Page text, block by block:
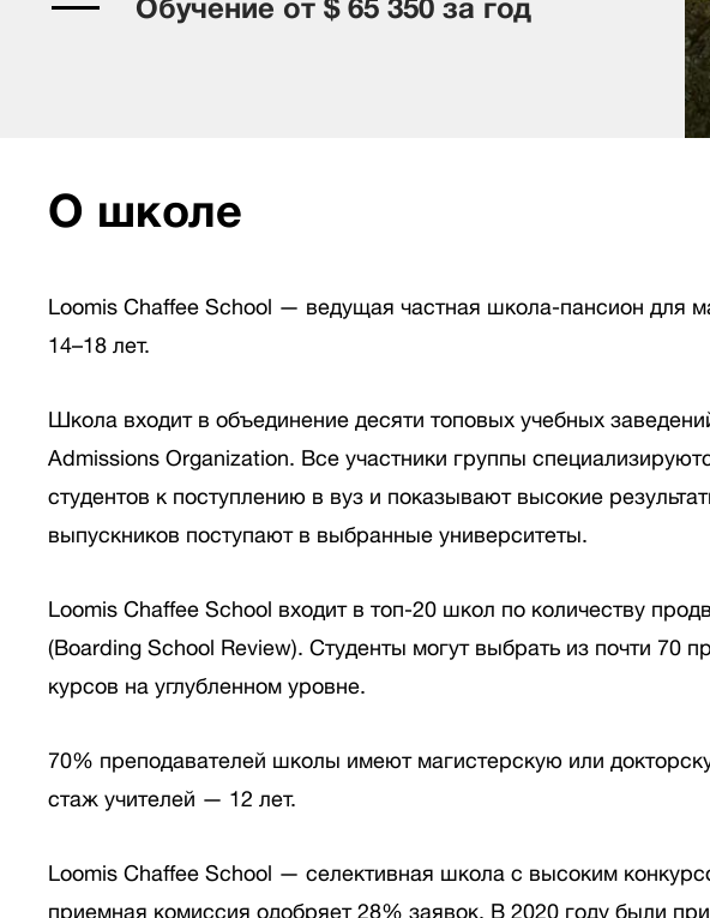
Обучение от $ 65 350 за год
О школе
Loomis Chaffee School — ведущая частная школа-пансион для
14–18 лет.
Школа входит в объединение десяти топовых учебных
Admissions Organization. Все участники группы
студентов к поступлению в вуз и показывают высокие
выпускников поступают в выбранные университеты.
Loomis Chaffee School входит в топ-20 школ по количеству
(Boarding School Review). Студенты могут выбрать из почти 70
курсов на углубленном уровне.
70% преподавателей школы имеют магистерскую или
стаж учителей — 12 лет.
Loomis Chaffee School — селективная школа с высоким
приемная комиссия одобряет 28% заявок. В 2020 году были